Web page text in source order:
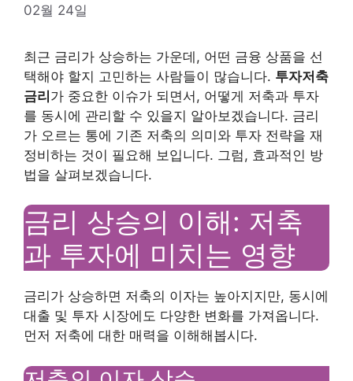
02월 24일
최근 금리가 상승하는 가운데, 어떤 금융 상품을 선
택해야 할지 고민하는 사람들이 많습니다. 투자저축
금리가 중요한 이슈가 되면서, 어떻게 저축과 투자
를 동시에 관리할 수 있을지 알아보겠습니다. 금리
가 오르는 통에 기존 저축의 의미와 투자 전략을 재
정비하는 것이 필요해 보입니다. 그럼, 효과적인 방
법을 살펴보겠습니다.
금리 상승의 이해: 저축
과 투자에 미치는 영향
금리가 상승하면 저축의 이자는 높아지지만, 동시에
대출 및 투자 시장에도 다양한 변화를 가져옵니다.
먼저 저축에 대한 매력을 이해해봅시다.